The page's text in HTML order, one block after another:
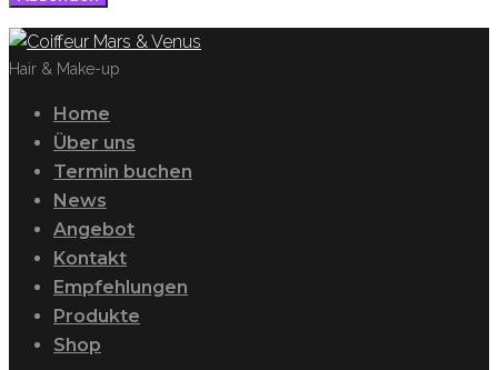
Hair & Make-up
Home
Über uns
Termin buchen
News
Angebot
Kontakt
Empfehlungen
Produkte
Shop